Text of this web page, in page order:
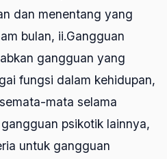
dan menentang yang
bulan, ii.Gangguan
gangguan yang
fungsi dalam kehidupan,
mata selama
psikotik lainnya,
untuk gangguan